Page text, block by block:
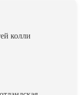
колли